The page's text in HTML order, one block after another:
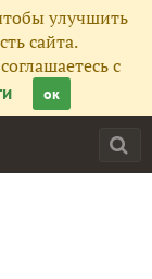
улучшить
сайта.
с
ок